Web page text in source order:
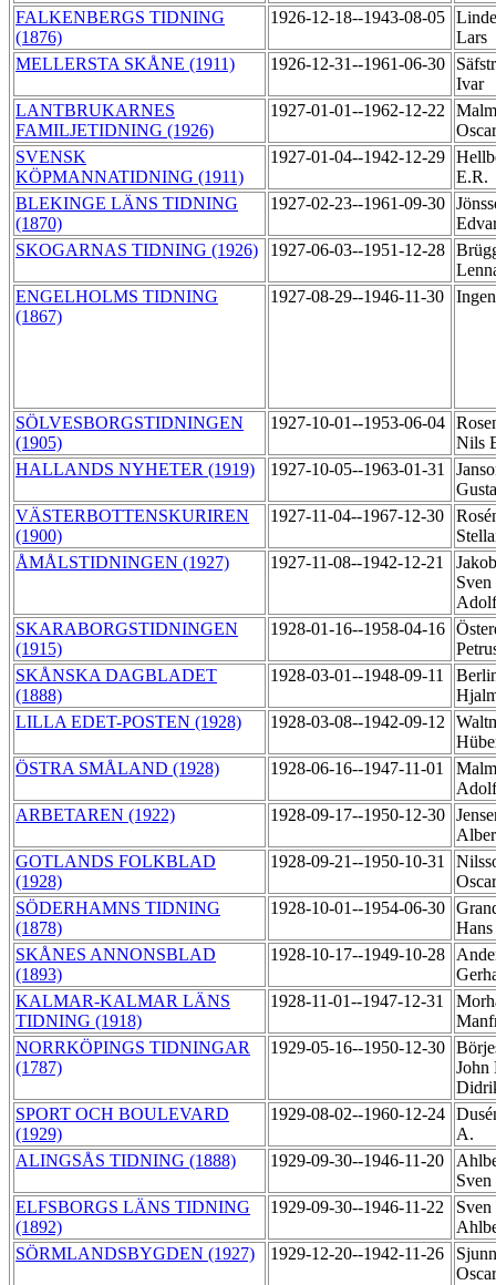
FALKENBERGS TIDNING
(1876)
1926-12-18--1943-08-05
Lars
MELLERSTA SKÅNE (1911)
1926-12-31--1961-06-30
Ivar
LANTBRUKARNES
FAMILJETIDNING (1926)
1927-01-01--1962-12-22
SVENSK
KÖPMANNATIDNING (1911)
1927-01-04--1942-12-29
E.R.
BLEKINGE LÄNS TIDNING
(1870)
1927-02-23--1961-09-30
SKOGARNAS TIDNING (1926)
1927-06-03--1951-12-28
ENGELHOLMS TIDNING
(1867)
1927-08-29--1946-11-30
SÖLVESBORGSTIDNINGEN
(1905)
1927-10-01--1953-06-04
Nils
HALLANDS NYHETER (1919)
1927-10-05--1963-01-31
VÄSTERBOTTENSKURIREN
(1900)
1927-11-04--1967-12-30
ÅMÅLSTIDNINGEN (1927)
1927-11-08--1942-12-21
SKARABORGSTIDNINGEN
(1915)
1928-01-16--1958-04-16
SKÅNSKA DAGBLADET
(1888)
1928-03-01--1948-09-11
LILLA EDET-POSTEN (1928)
1928-03-08--1942-09-12
ÖSTRA SMÅLAND (1928)
1928-06-16--1947-11-01
ARBETAREN (1922)
1928-09-17--1950-12-30
GOTLANDS FOLKBLAD
(1928)
1928-09-21--1950-10-31
SÖDERHAMNS TIDNING
(1878)
1928-10-01--1954-06-30
Hans
SKÅNES ANNONSBLAD
(1893)
1928-10-17--1949-10-28
KALMAR-KALMAR LÄNS
TIDNING (1918)
1928-11-01--1947-12-31
NORRKÖPINGS TIDNINGAR
(1787)
1929-05-16--1950-12-30
John
SPORT OCH BOULEVARD
(1929)
1929-08-02--1960-12-24
A.
ALINGSÅS TIDNING (1888)
1929-09-30--1946-11-20
Sven
ELFSBORGS LÄNS TIDNING
(1892)
1929-09-30--1946-11-22
Sven
SÖRMLANDSBYGDEN (1927)
1929-12-20--1942-11-26